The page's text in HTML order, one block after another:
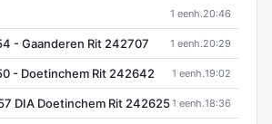
1 eenh.20:46
- Gaanderen Rit 242707 1 eenh.20:29
- Doetinchem Rit 242642 1 eenh.19:02
DIA Doetinchem Rit 2426251 eenh.18:36